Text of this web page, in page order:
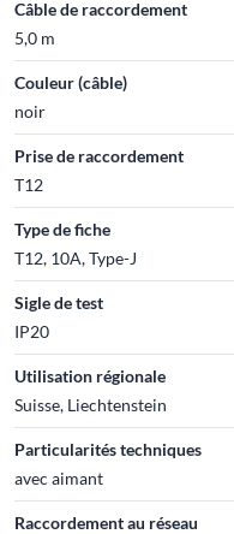
Câble de raccordement
5,0 m
Couleur (câble)
noir
Prise de raccordement
T12
Type de fiche
T12, 10A, Type-J
Sigle de test
IP20
Utilisation régionale
Suisse, Liechtenstein
Particularités techniques
avec aimant
Raccordement au réseau